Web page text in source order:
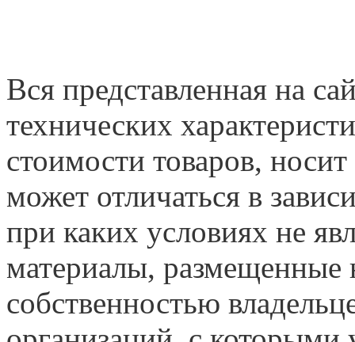
Вся представленная на
технических
стоимости товаров,
может отличаться в
при каких условиях не
материалы, размещенные
собственностью